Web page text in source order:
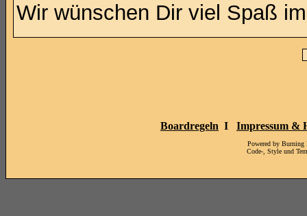
Wir wünschen Dir viel Spaß
Boardregeln I Impressum &
Powered by
Code-, Style und